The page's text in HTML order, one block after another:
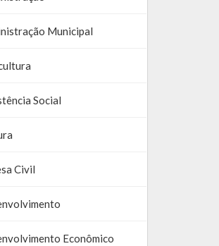
Municipal
Social
Civil
Econômico